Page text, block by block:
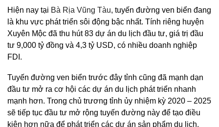
Hiện nay tại Bà Rịa Vũng Tàu, tuyến đường ven biển đang
là khu vực phát triển sôi động bậc nhất. Tính riêng huyện
Xuyên Mộc đã thu hút 83 dự án du lịch đầu tư, giá trị đầu
tư 9,000 tỷ đồng và 4,3 tỷ USD, có nhiều doanh nghiệp
FDI.
Tuyến đường ven biển trước đây tỉnh cũng đã mạnh dạn
đầu tư mở ra cơ hội các dự án du lịch phát triển nhanh
mạnh hơn. Trong chủ trương tỉnh ủy nhiệm kỳ 2020 – 2025
sẽ tiếp tục đầu tư mở rộng tuyến đường này để tạo điều
kiện hơn nữa để phát triển các dự án sản phẩm du lịch.